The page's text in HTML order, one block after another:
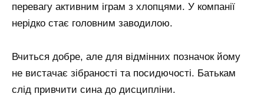
перевагу активним іграм з хлопцями. У компанії
нерідко стає головним заводилою.
Вчиться добре, але для відмінних позначок йому
не вистачає зібраності та посидючості. Батькам
слід привчити сина до дисципліни.